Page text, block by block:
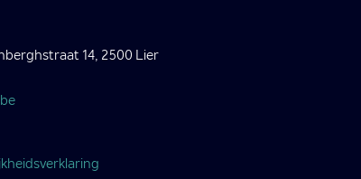
14, 2500 Lier